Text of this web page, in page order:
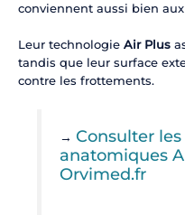
conviennent aussi bien
Leur technologie Air Plus
tandis que leur surface
contre les frottements.
→ Consulter
anatomiques
Orvimed.fr